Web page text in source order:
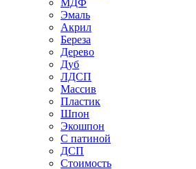
МДФ
Эмаль
Акрил
Береза
Дерево
Дуб
ЛДСП
Массив
Пластик
Шпон
Экошпон
С патиной
ДСП
Стоимость